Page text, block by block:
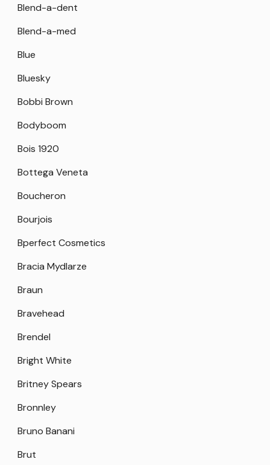
Blend-a-dent
Blend-a-med
Blue
Bluesky
Bobbi Brown
Bodyboom
Bois 1920
Bottega Veneta
Boucheron
Bourjois
Bperfect Cosmetics
Bracia Mydlarze
Braun
Bravehead
Brendel
Bright White
Britney Spears
Bronnley
Bruno Banani
Brut